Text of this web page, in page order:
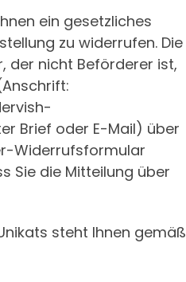
ein gesetzliches
zu widerrufen. Die
der nicht Beförderer ist,
Brief oder E-Mail) über
Widerrufsformular
Sie die Mitteilung über
steht Ihnen gemäß